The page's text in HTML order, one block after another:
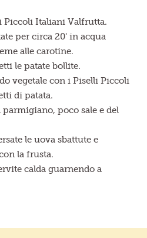
Piccoli Italiani Valfrutta.
per circa 20' in acqua
alle carotine.
le patate bollite.
vegetale con i Piselli Piccoli
di patata.
poco sale e del
le uova sbattute e
la frusta.
calda guarnendo a